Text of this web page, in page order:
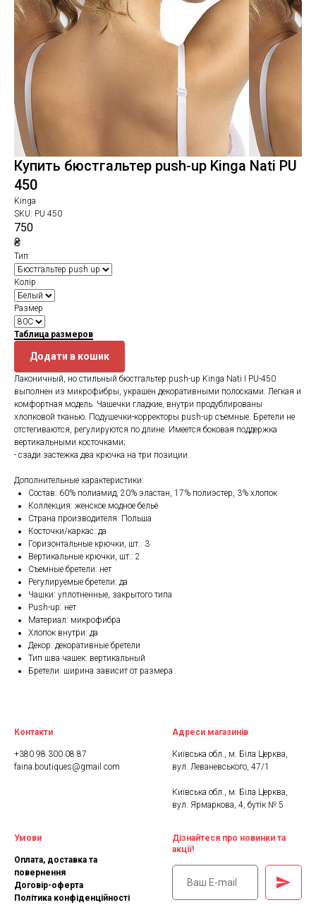
Купить бюстгальтер push-up Kinga Nati PU
450
Kinga
SKU: PU 450
750
₴
Тип
Колір
Размер
Таблица размеров
Додати в кошик
Лаконичный, но стильный бюстгальтер push-up Kinga Nati I PU-450
выполнен из микрофибры, украшен декоративными полосками. Легкая и
комфортная модель. Чашечки гладкие, внутри продублированы
хлопковой тканью. Подушечки-корректоры push-up съемные. Бретели не
отстегиваются, регулируются по длине. Имеется боковая поддержка
вертикальными косточками;
- сзади застежка два крючка на три позиции.
Дополнительные характеристики:
Состав: 60% полиамид, 20% эластан, 17% полиэстер, 3% хлопок
Коллекция: женское модное бельё
Страна производителя: Польша
Косточки/каркас: да
Горизонтальные крючки, шт.: 3
Вертикальные крючки, шт.: 2
Съемные бретели: нет
Регулируемые бретели: да
Чашки: уплотненные, закрытого типа
Push-up: нет
Материал: микрофибра
Хлопок внутри: да
Декор: декоративные бретели
Тип шва чашек: вертикальный
Бретели: ширина зависит от размера
Контакти
+380 98 300 08 87
faina.boutiques@gmail.com
Адреси магазинів
Київська обл., м. Біла Церква,
вул. Леваневського, 47/1
Київська обл., м. Біла Церква,
вул. Ярмаркова, 4, бутік № 5
Умови
Оплата, доставка та
повернення
Договір-оферта
Політика конфіденційності
Дізнайтеся про новинки та
акції!